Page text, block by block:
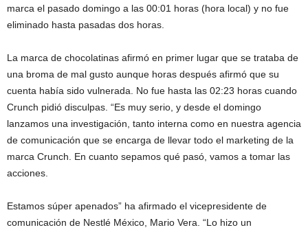
marca el pasado domingo a las 00:01 horas (hora local) y no fue
eliminado hasta pasadas dos horas.
La marca de chocolatinas afirmó en primer lugar que se trataba de
una broma de mal gusto aunque horas después afirmó que su
cuenta había sido vulnerada. No fue hasta las 02:23 horas cuando
Crunch pidió disculpas. “Es muy serio, y desde el domingo
lanzamos una investigación, tanto interna como en nuestra agencia
de comunicación que se encarga de llevar todo el marketing de la
marca Crunch. En cuanto sepamos qué pasó, vamos a tomar las
acciones.
Estamos súper apenados” ha afirmado el vicepresidente de
comunicación de Nestlé México, Mario Vera. “Lo hizo un